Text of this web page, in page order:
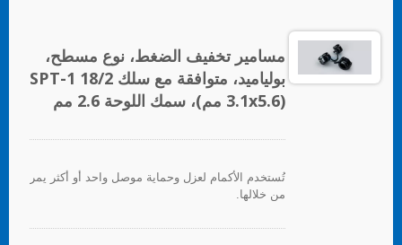
مسامير تخفيف الضغط، نوع مسطح،
بولياميد، متوافقة مع سلك SPT-1 18/2
(3.1x5.6 مم)، سمك اللوحة 2.6 مم
تُستخدم الأكمام لعزل وحماية موصل واحد أو أكثر يمر
من خلالها.